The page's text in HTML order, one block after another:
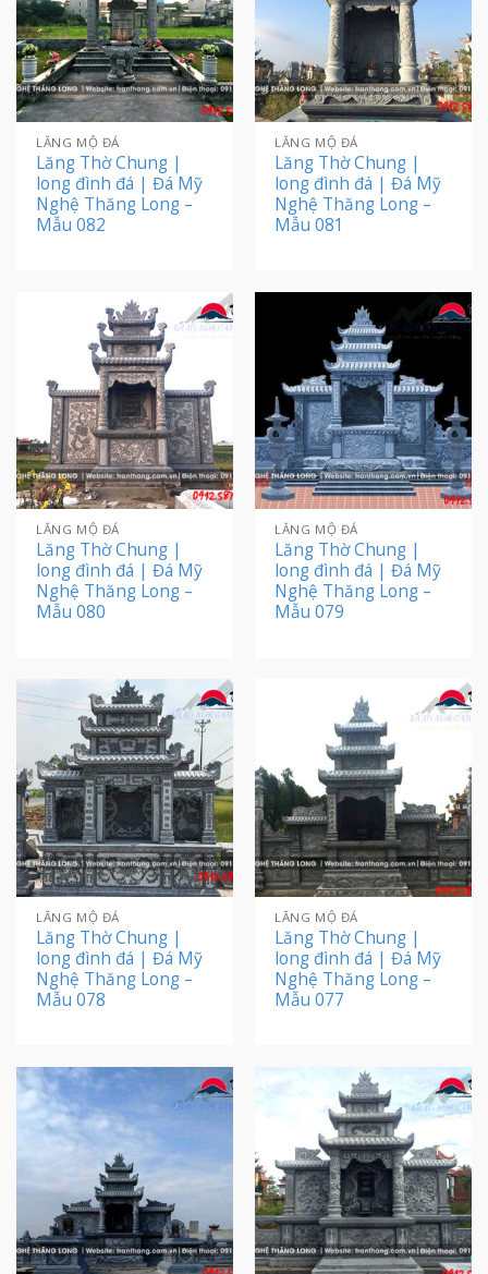
LĂNG MỘ ĐÁ
Lăng Thờ Chung |
long đình đá | Đá Mỹ
Nghệ Thăng Long –
Mẫu 082
LĂNG MỘ ĐÁ
Lăng Thờ Chung |
long đình đá | Đá Mỹ
Nghệ Thăng Long –
Mẫu 081
LĂNG MỘ ĐÁ
Lăng Thờ Chung |
long đình đá | Đá Mỹ
Nghệ Thăng Long –
Mẫu 080
LĂNG MỘ ĐÁ
Lăng Thờ Chung |
long đình đá | Đá Mỹ
Nghệ Thăng Long –
Mẫu 079
LĂNG MỘ ĐÁ
Lăng Thờ Chung |
long đình đá | Đá Mỹ
Nghệ Thăng Long –
Mẫu 078
LĂNG MỘ ĐÁ
Lăng Thờ Chung |
long đình đá | Đá Mỹ
Nghệ Thăng Long –
Mẫu 077